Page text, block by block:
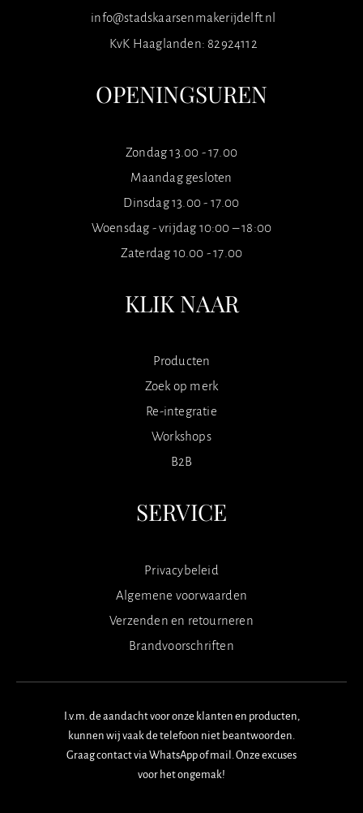
info@stadskaarsenmakerijdelft.nl
KvK Haaglanden: 82924112
OPENINGSUREN
Zondag 13.00 - 17.00
Maandag gesloten
Dinsdag 13.00 - 17.00
Woensdag - vrijdag 10:00 – 18:00
Zaterdag 10.00 - 17.00
KLIK NAAR
Producten
Zoek op merk
Re-integratie
Workshops
B2B
SERVICE
Privacybeleid
Algemene voorwaarden
Verzenden en retourneren
Brandvoorschriften
I.v.m. de aandacht voor onze klanten en producten,
kunnen wij vaak de telefoon niet beantwoorden.
Graag contact via WhatsApp of mail. Onze excuses
voor het ongemak!